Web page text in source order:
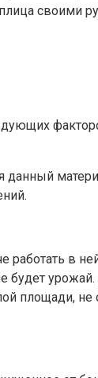
своими
данный
работать в
площади,